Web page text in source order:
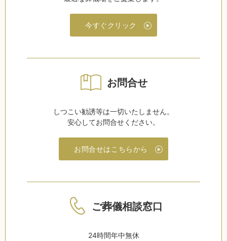
今すぐクリック
お問合せ
しつこい勧誘等は一切いたしません。
安心してお問合せください。
お問合せはこちらから
ご葬儀相談窓口
24時間年中無休